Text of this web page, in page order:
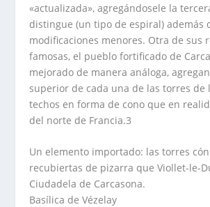
«actualizada», agregándosele la
distingue (un tipo de espiral) además
modificaciones menores. Otra de sus
famosas, el pueblo fortificado de
mejorado de manera análoga,
superior de cada una de las torres de
techos en forma de cono que en
del norte de Francia.3
Un elemento importado: las torres
recubiertas de pizarra que Viollet-le-
Ciudadela de Carcasona.
Basílica de Vézelay